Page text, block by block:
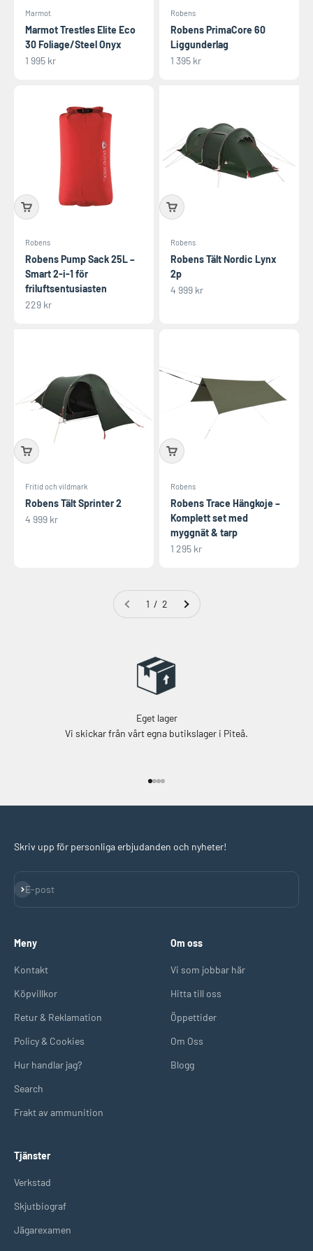
Marmot
Marmot Trestles Elite Eco
30 Foliage/Steel Onyx
REA-pris
1 995 kr
Robens
Robens PrimaCore 60
Liggunderlag
REA-pris
1 395 kr
Robens
Robens Pump Sack 25L –
Smart 2-i-1 för
friluftsentusiasten
REA-pris
229 kr
Robens
Robens Tält Nordic Lynx
2p
REA-pris
4 999 kr
Fritid och vildmark
Robens Tält Sprinter 2
REA-pris
4 999 kr
Robens
Robens Trace Hängkoje –
Komplett set med
myggnät & tarp
REA-pris
1 295 kr
1 / 2
Eget lager
Vi skickar från vårt egna butikslager i Piteå.
Skriv upp för personliga erbjudanden och nyheter!
E-post
Prenumerera
Meny
Kontakt
Köpvillkor
Retur & Reklamation
Policy & Cookies
Hur handlar jag?
Search
Frakt av ammunition
Om oss
Vi som jobbar här
Hitta till oss
Öppettider
Om Oss
Blogg
Tjänster
Verkstad
Skjutbiograf
Jägarexamen